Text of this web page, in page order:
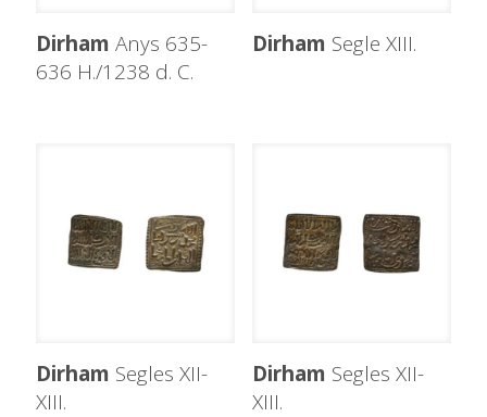
Dirham Anys 635-
636 H./1238 d. C.
Dirham Segle XIII.
Dirham Segles XII-
XIII.
Dirham Segles XII-
XIII.